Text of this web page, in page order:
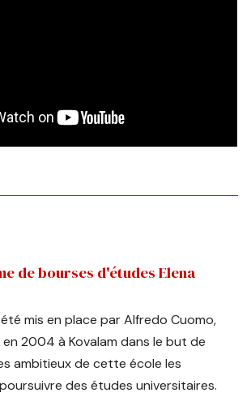
de bourses d'études Elena
mis en place par Alfredo Cuomo,
2004 à Kovalam dans le but de
ambitieux de cette école les
des études universitaires.